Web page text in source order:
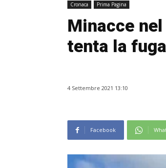
Cronaca Prima Pagina
Minacce
tenta la
4 Settembre 2021 13:10
Facebook